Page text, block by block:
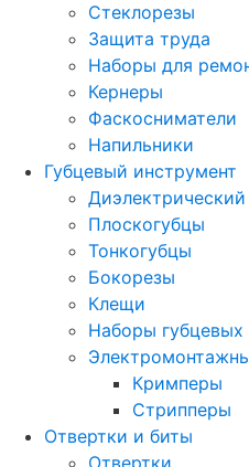
Стеклорезы
Защита труда
Наборы для
Кернеры
Фаскосниматели
Напильники
Губцевый инструмент
Плоскогубцы
Тонкогубцы
Бокорезы
Клещи
Наборы губцевых
Кримперы
Стрипперы
Отвертки и биты
Отвертки